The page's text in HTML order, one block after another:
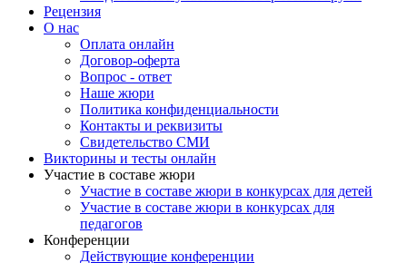
Рецензия
О нас
Оплата онлайн
Договор-оферта
Вопрос - ответ
Наше жюри
Политика конфиденциальности
Контакты и реквизиты
Свидетельство СМИ
Викторины и тесты онлайн
Участие в составе жюри
Участие в составе жюри в конкурсах для детей
Участие в составе жюри в конкурсах для
педагогов
Конференции
Действующие конференции